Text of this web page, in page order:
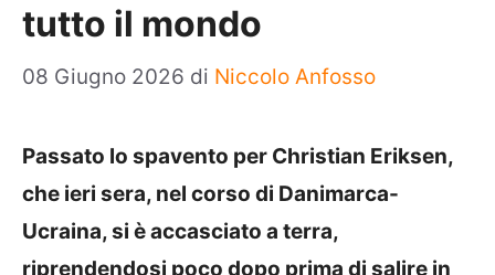
tutto il mondo
08 Giugno 2026 di Niccolo Anfosso
Passato lo spavento per Christian Eriksen,
che ieri sera, nel corso di Danimarca-
Ucraina, si è accasciato a terra,
riprendendosi poco dopo prima di salire in